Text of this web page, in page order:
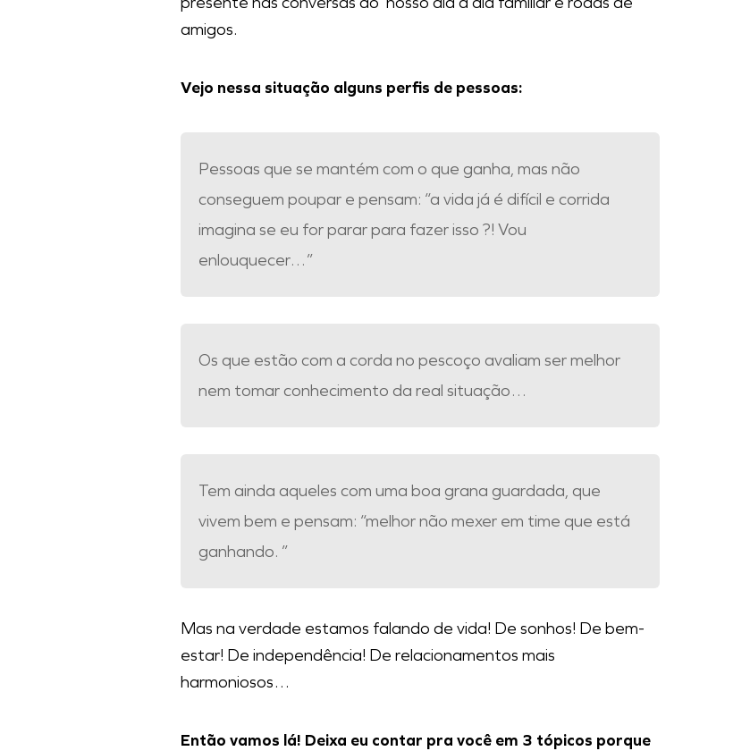
amigos.
Vejo nessa situação alguns perfis de pessoas:
Pessoas que se mantém com o que ganha, mas não
conseguem poupar e pensam: “a vida já é difícil e corrida
imagina se eu for parar para fazer isso ?! Vou
enlouquecer…”
Os que estão com a corda no pescoço avaliam ser melhor
nem tomar conhecimento da real situação…
Tem ainda aqueles com uma boa grana guardada, que
vivem bem e pensam: “melhor não mexer em time que está
ganhando. ”
Mas na verdade estamos falando de vida! De sonhos! De bem-
estar! De independência! De relacionamentos mais
harmoniosos…
Então vamos lá! Deixa eu contar pra você em 3 tópicos porque